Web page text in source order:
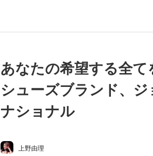
あなたの希望する全
シューズブランド、
ナショナル
上野由理